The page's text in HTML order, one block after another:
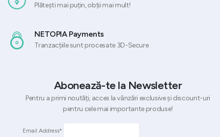
Plătești mai puțin, obții mai mult!
NETOPIA Payments
Tranzacțiile sunt procesate 3D-Secure
Abonează-te la Newsletter
Pentru a primi noutăți, acces la vânzări exclusive și discount-uri
pentru cele mai importante produse!
Email Address*